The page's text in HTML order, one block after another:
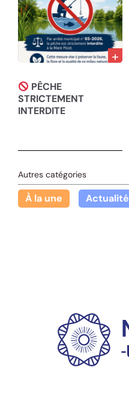
PÊCHE
STRICTEMENT
INTERDITE
Autres catégories
À la une Actualité